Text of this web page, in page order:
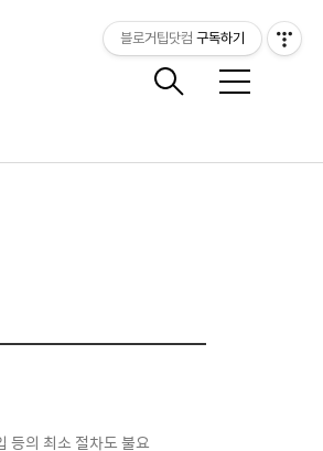
메
등의 최소 절차도 불요
블로거팁닷컴 구독하기